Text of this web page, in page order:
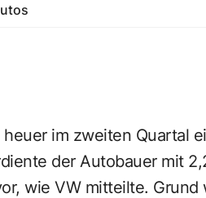
im zweiten Quartal
der Autobauer mit
wie VW mitteilte. Grund